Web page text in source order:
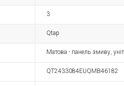
3
Qtap
Матова - панель змиву,
QT2433084EUQMB46182